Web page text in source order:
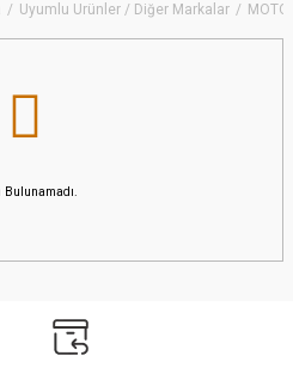
Uyumlu Ürünler / Diğer Markalar
Bulunamadı.